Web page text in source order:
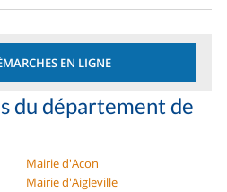
EN LIGNE
du département de
Mairie d'Acon
Mairie d'Aigleville